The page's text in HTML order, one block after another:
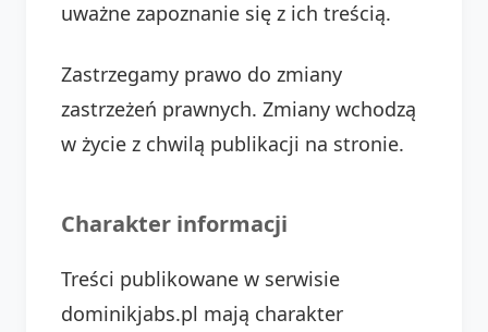
uważne zapoznanie się z ich treścią.
Zastrzegamy prawo do zmiany
zastrzeżeń prawnych. Zmiany wchodzą
w życie z chwilą publikacji na stronie.
Charakter informacji
Treści publikowane w serwisie
dominikjabs.pl mają charakter